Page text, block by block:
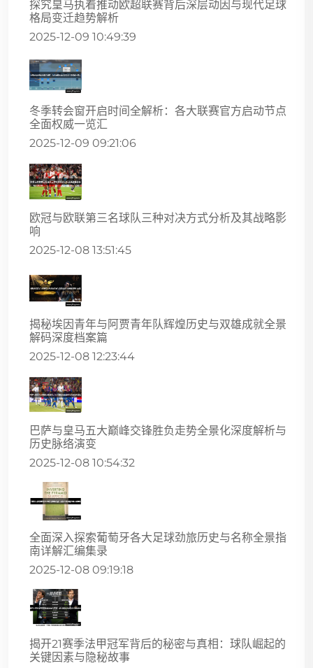
探究皇马执着推动欧超联赛背后深层动因与现代足球
格局变迁趋势解析
2025-12-09 10:49:39
冬季转会窗开启时间全解析：各大联赛官方启动节点
全面权威一览汇
2025-12-09 09:21:06
欧冠与欧联第三名球队三种对决方式分析及其战略影
响
2025-12-08 13:51:45
揭秘埃因青年与阿贾青年队辉煌历史与双雄成就全景
解码深度档案篇
2025-12-08 12:23:44
巴萨与皇马五大巅峰交锋胜负走势全景化深度解析与
历史脉络演变
2025-12-08 10:54:32
全面深入探索葡萄牙各大足球劲旅历史与名称全景指
南详解汇编集录
2025-12-08 09:19:18
揭开21赛季法甲冠军背后的秘密与真相：球队崛起的
关键因素与隐秘故事